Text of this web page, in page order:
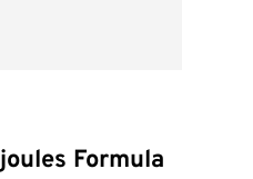
Formula